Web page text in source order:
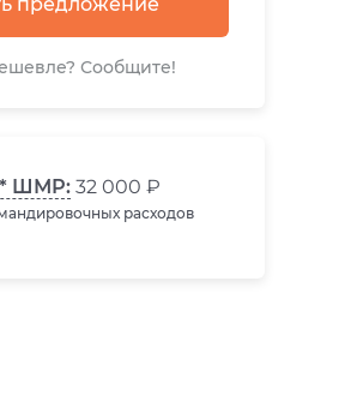
Сообщите!
ШМР: 32 000 ₽
расходов